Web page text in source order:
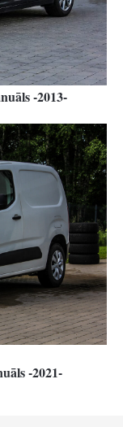
-2013-
-2021-